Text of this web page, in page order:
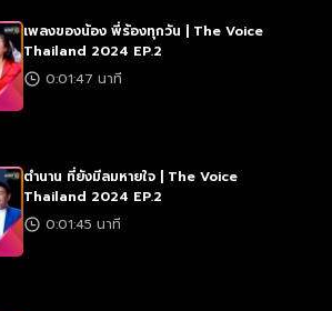
เพลงของน้อง พี่ร้องทุกวัน | The Voice
Thailand 2024 EP.2
0:01:47 นาที
ตำนาน ที่ยังมีลมหายใจ | The Voice
Thailand 2024 EP.2
0:01:45 นาที